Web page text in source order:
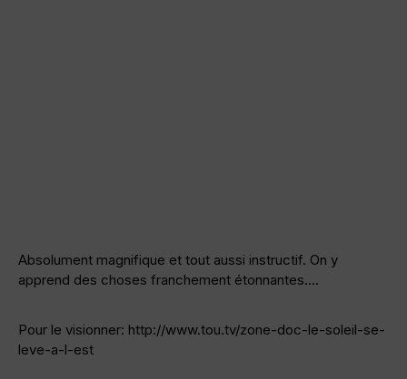
Absolument magnifique et tout aussi instructif. On y
apprend des choses franchement étonnantes….
Pour le visionner: http://www.tou.tv/zone-doc-le-soleil-se-
leve-a-l-est